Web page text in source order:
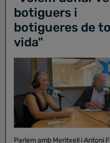
botiguers i
botigueres de
vida"
Parlem amb Meritxell i Antoni